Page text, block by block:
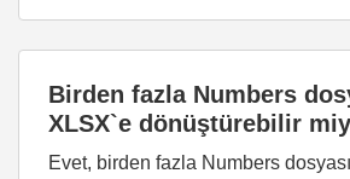
Birden fazla Numbers
XLSX`e dönüştürebilir
Evet, birden fazla Numbers